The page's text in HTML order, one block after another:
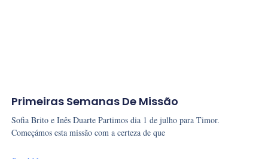
Primeiras Semanas De Missão
Sofia Brito e Inês Duarte Partimos dia 1 de julho para Timor.
Começámos esta missão com a certeza de que